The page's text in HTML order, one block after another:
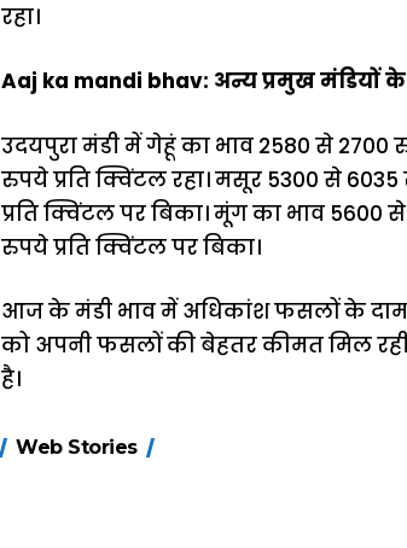
रहा।
Aaj ka mandi bhav: अन्य प्रमुख मंडियों
उदयपुरा मंडी में गेहूं का भाव 2580 से
रुपये प्रति क्विंटल रहा। मसूर 5300 से
प्रति क्विंटल पर बिका। मूंग का भाव 5600
रुपये प्रति क्विंटल पर बिका।
आज के मंडी भाव में अधिकांश फसलों के दाम
को अपनी फसलों की बेहतर कीमत मिल
है।
Web Stories
होंगे FASTag के